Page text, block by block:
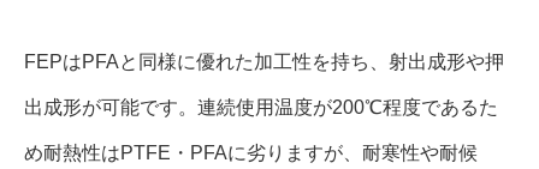
FEPはPFAと同様に優れた加工性を持ち、射出成形や押
出成形が可能です。連続使用温度が200℃程度であるた
め耐熱性はPTFE・PFAに劣りますが、耐寒性や耐候